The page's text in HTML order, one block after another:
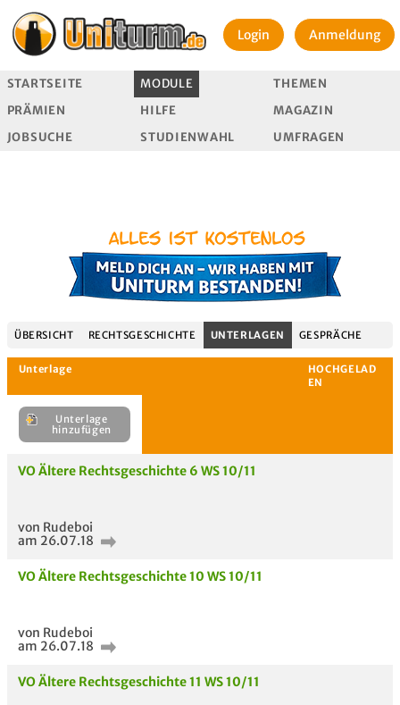
Login Anmeldung
STARTSEITE MODULE
THEMEN
PRÄMIEN
HILFE
MAGAZIN
JOBSUCHE
STUDIENWAHL UMFRAGEN
ÜBERSICHT RECHTSGESCHICHTE UNTERLAGEN GESPRÄCHE
Unterlage
Unterlage
hinzufügen
VO Ältere Rechtsgeschichte 6 WS 10/11
von Rudeboi
am 26.07.18
VO Ältere Rechtsgeschichte 10 WS 10/11
von Rudeboi
am 26.07.18
VO Ältere Rechtsgeschichte 11 WS 10/11